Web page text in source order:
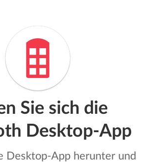
Sie sich die
Desktop-App
Desktop-App herunter und